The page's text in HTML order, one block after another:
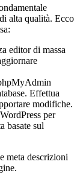
alta qualità. Ecco
editor di massa
Effettua
modifiche.
per
basate sul
meta descrizioni